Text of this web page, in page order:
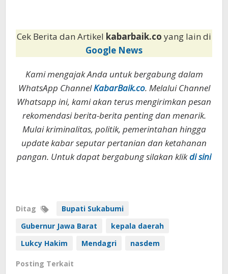
Cek Berita dan Artikel kabarbaik.co yang lain di
Google News
Kami mengajak Anda untuk bergabung dalam
WhatsApp ChannelKabarBaik.co. Melalui Channel
Whatsapp ini, kami akan terus mengirimkan pesan
rekomendasi berita-berita penting dan menarik.
Mulai kriminalitas, politik, pemerintahan hingga
update kabar seputar pertanian dan ketahanan
pangan. Untuk dapat bergabung silakan klikdi sini
Ditag
Bupati Sukabumi
Gubernur Jawa Barat
kepala daerah
Lukcy Hakim
Mendagri nasdem
Posting Terkait